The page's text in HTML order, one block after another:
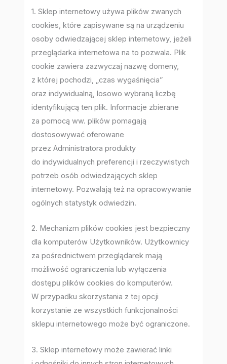
1. Sklep internetowy używa plików zwanych
cookies, które zapisywane są na urządzeniu
osoby odwiedzającej sklep internetowy, jeżeli
przeglądarka internetowa na to pozwala. Plik
cookie zawiera zazwyczaj nazwę domeny,
z której pochodzi, „czas wygaśnięcia”
oraz indywidualną, losowo wybraną liczbę
identyfikującą ten plik. Informacje zbierane
za pomocą ww. plików pomagają
dostosowywać oferowane
przez Administratora produkty
do indywidualnych preferencji i rzeczywistych
potrzeb osób odwiedzających sklep
internetowy. Pozwalają też na opracowywanie
ogólnych statystyk odwiedzin.
2. Mechanizm plików cookies jest bezpieczny
dla komputerów Użytkowników. Użytkownicy
za pośrednictwem przeglądarek mają
możliwość ograniczenia lub wyłączenia
dostępu plików cookies do komputerów.
W przypadku skorzystania z tej opcji
korzystanie ze wszystkich funkcjonalności
sklepu internetowego może być ograniczone.
3. Sklep internetowy może zawierać linki